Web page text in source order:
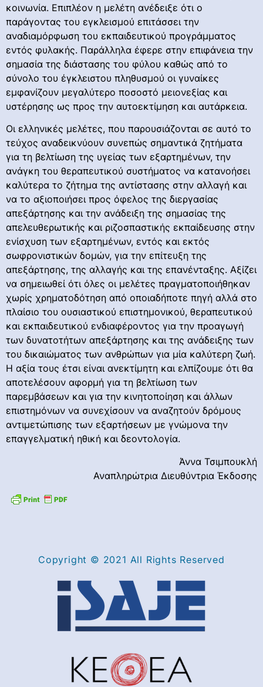
κοινωνία. Επιπλέον η μελέτη ανέδειξε ότι ο
παράγοντας του εγκλεισμού επιτάσσει την
αναδιαμόρφωση του εκπαιδευτικού προγράμματος
εντός φυλακής. Παράλληλα έφερε στην επιφάνεια την
σημασία της διάστασης του φύλου καθώς από το
σύνολο του έγκλειστου πληθυσμού οι γυναίκες
εμφανίζουν μεγαλύτερο ποσοστό μειονεξίας και
υστέρησης ως προς την αυτοεκτίμηση και αυτάρκεια.
Οι ελληνικές μελέτες, που παρουσιάζονται σε αυτό το
τεύχος αναδεικνύουν συνεπώς σημαντικά ζητήματα
για τη βελτίωση της υγείας των εξαρτημένων, την
ανάγκη του θεραπευτικού συστήματος να κατανοήσει
καλύτερα το ζήτημα της αντίστασης στην αλλαγή και
να το αξιοποιήσει προς όφελος της διεργασίας
απεξάρτησης και την ανάδειξη της σημασίας της
απελευθερωτικής και ριζοσπαστικής εκπαίδευσης στην
ενίσχυση των εξαρτημένων, εντός και εκτός
σωφρονιστικών δομών, για την επίτευξη της
απεξάρτησης, της αλλαγής και της επανένταξης. Αξίζει
να σημειωθεί ότι όλες οι μελέτες πραγματοποιήθηκαν
χωρίς χρηματοδότηση από οποιαδήποτε πηγή αλλά στο
πλαίσιο του ουσιαστικού επιστημονικού, θεραπευτικού
και εκπαιδευτικού ενδιαφέροντος για την προαγωγή
των δυνατοτήτων απεξάρτησης και της ανάδειξης των
του δικαιώματος των ανθρώπων για μία καλύτερη ζωή.
Η αξία τους έτσι είναι ανεκτίμητη και ελπίζουμε ότι θα
αποτελέσουν αφορμή για τη βελτίωση των
παρεμβάσεων και για την κινητοποίηση και άλλων
επιστημόνων να συνεχίσουν να αναζητούν δρόμους
αντιμετώπισης των εξαρτήσεων με γνώμονα την
επαγγελματική ηθική και δεοντολογία.
Άννα Τσιμπουκλή
Αναπληρώτρια Διευθύντρια Έκδοσης
Copyright © 2021 All Rights Reserved